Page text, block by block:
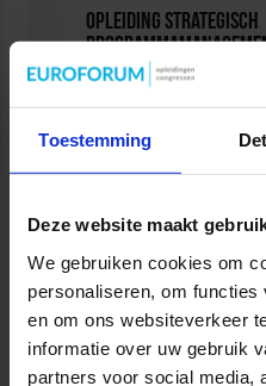
Toestemming
Deze website maakt
We gebruiken cookies om
personaliseren, om
en om ons websiteverkeer
informatie over uw gebruik
partners voor social media,
Opleiding Strategisch
OVERHEID